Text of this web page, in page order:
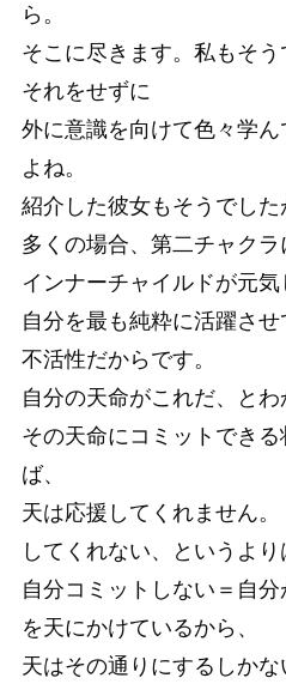
ら。
そこに尽きます。私もそう
それをせずに
外に意識を向けて色々学
よね。
紹介した彼女もそうでした
多くの場合、第二チャクラ
インナーチャイルドが元気
自分を最も純粋に活躍さ
不活性だからです。
自分の天命がこれだ、とわ
その天命にコミットでき
ば、
天は応援してくれません。
してくれない、というより
自分コミットしない＝自
を天にかけているから、
天はその通りにするしかな